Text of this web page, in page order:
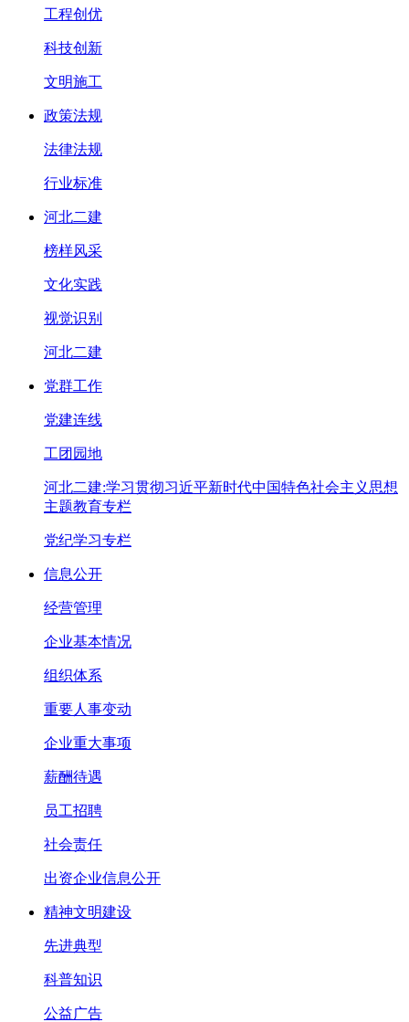
工程创优
科技创新
文明施工
政策法规
法律法规
行业标准
河北二建
榜样风采
文化实践
视觉识别
河北二建
党群工作
党建连线
工团园地
河北二建:学习贯彻习近平新时代中国特色社会主义思想
主题教育专栏
党纪学习专栏
信息公开
经营管理
企业基本情况
组织体系
重要人事变动
企业重大事项
薪酬待遇
员工招聘
社会责任
出资企业信息公开
精神文明建设
先进典型
科普知识
公益广告